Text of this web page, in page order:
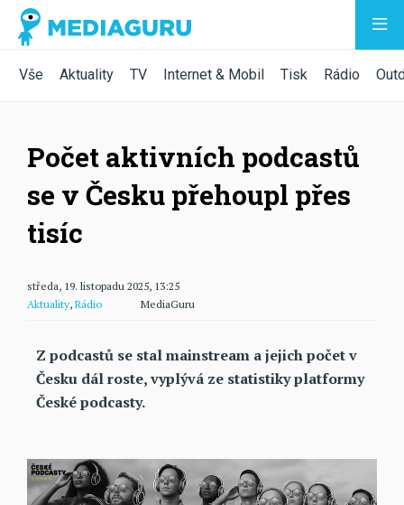
Vše Aktuality TV Internet & Mobil Tisk Rádio
Počet aktivních podcastů
se v Česku přehoupl přes
tisíc
středa, 19. listopadu 2025, 13:25
Aktuality, Rádio MediaGuru
Z podcastů se stal mainstream a jejich počet v
Česku dál roste, vyplývá ze statistiky platformy
České podcasty.